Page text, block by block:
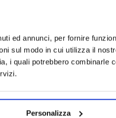
ed annunci, per fornire
sul modo in cui utilizza il
i quali potrebbero combinarle
Personalizza
Previdenziale